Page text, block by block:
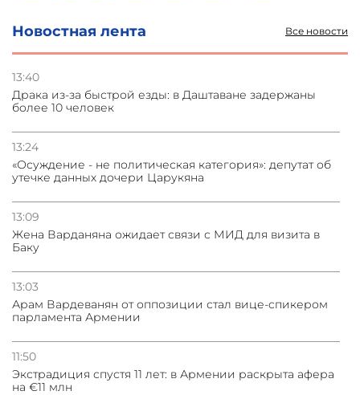
Новостная лента Все новости
13:40
Драка из-за быстрой езды: в Даштаване задержаны
более 10 человек
13:24
«Осуждение - не политическая категория»: депутат об
утечке данных дочери Царукяна
13:09
Жена Варданяна ожидает связи с МИД для визита в
Баку
13:03
Арам Вардеванян от оппозиции стал вице-спикером
парламента Армении
11:50
Экстрадиция спустя 11 лет: в Армении раскрыта афера
на €11 млн